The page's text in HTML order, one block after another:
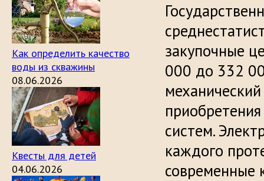
Как определить качество
воды из скважины
08.06.2026
Квесты для детей
04.06.2026
закупочные
000 до 332
систем.
каждого